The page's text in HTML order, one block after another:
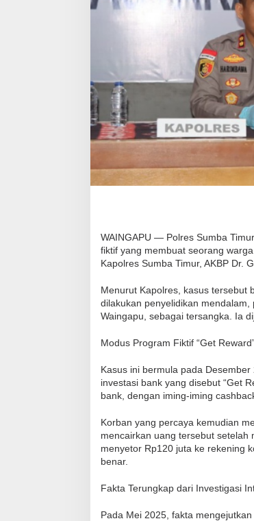
WAINGAPU — Polres Sumba
fiktif yang membuat seorang
Kapolres Sumba Timur, AKBP Dr.
Menurut Kapolres, kasus tersebut
dilakukan penyelidikan
Waingapu, sebagai tersangka. Ia
Modus Program Fiktif “Get
Kasus ini bermula pada
investasi bank yang disebut “Get
bank, dengan iming-iming
Korban yang percaya kemudian
mencairkan uang tersebut setelah
menyetor Rp120 juta ke rekening
benar.
Fakta Terungkap dari Investigasi
Pada Mei 2025, fakta